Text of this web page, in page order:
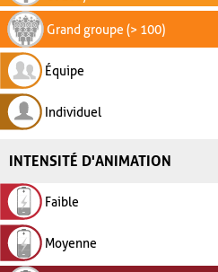
Grand groupe (> 100)
Équipe
Individuel
INTENSITÉ D'ANIMATION
Faible
Moyenne